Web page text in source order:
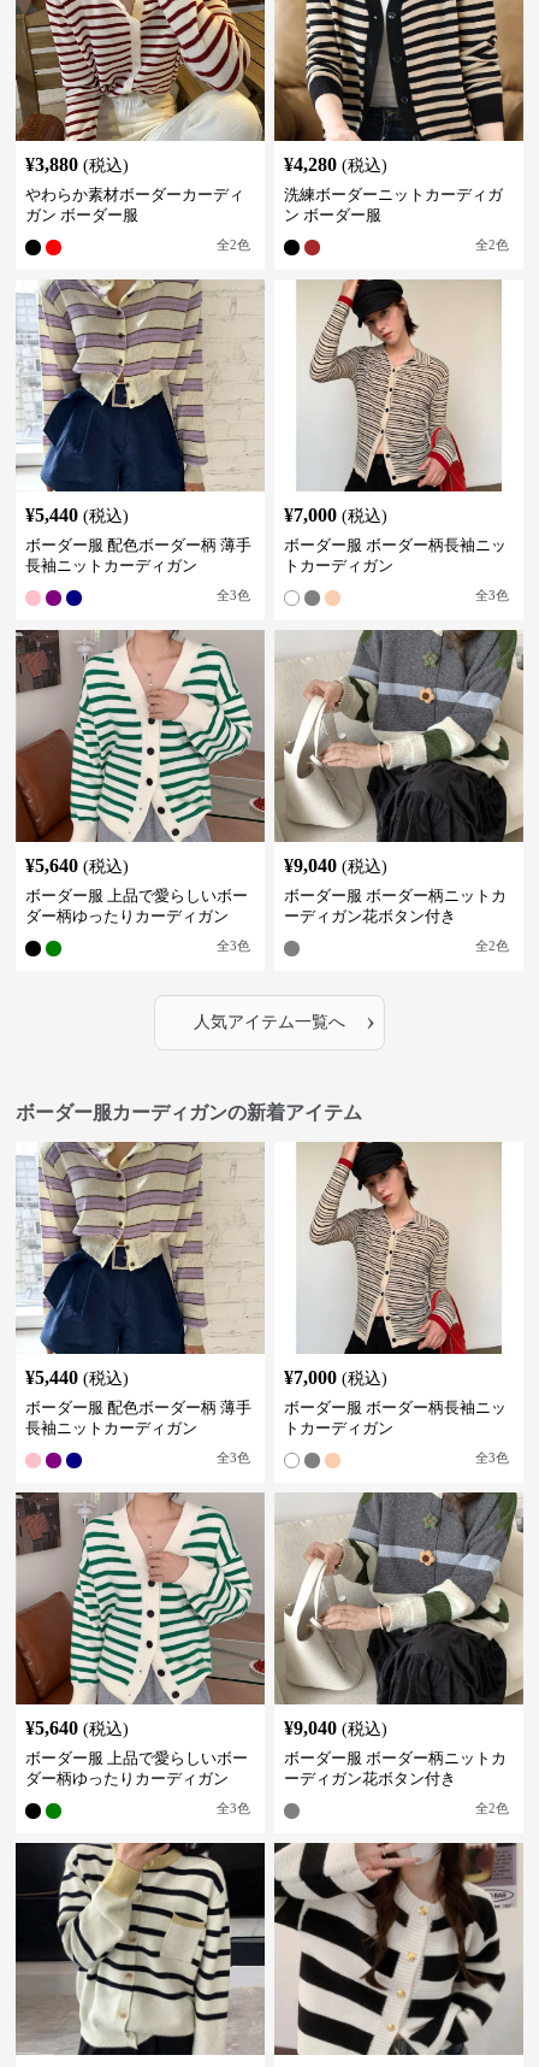
¥3,880 (税込)
やわらか素材ボーダーカーディ
ガン ボーダー服
全2色
¥4,280 (税込)
洗練ボーダーニットカーディガ
ン ボーダー服
全2色
¥5,440 (税込)
ボーダー服 配色ボーダー柄 薄手
長袖ニットカーディガン
全3色
¥7,000 (税込)
ボーダー服 ボーダー柄長袖ニッ
トカーディガン
全3色
¥5,640 (税込)
ボーダー服 上品で愛らしいボー
ダー柄ゆったりカーディガン
全3色
¥9,040 (税込)
ボーダー服 ボーダー柄ニットカ
ーディガン花ボタン付き
全2色
人気アイテム一覧へ ›
ボーダー服カーディガンの新着アイテム
¥5,440 (税込)
ボーダー服 配色ボーダー柄 薄手
長袖ニットカーディガン
全3色
¥7,000 (税込)
ボーダー服 ボーダー柄長袖ニッ
トカーディガン
全3色
¥5,640 (税込)
ボーダー服 上品で愛らしいボー
ダー柄ゆったりカーディガン
全3色
¥9,040 (税込)
ボーダー服 ボーダー柄ニットカ
ーディガン花ボタン付き
全2色